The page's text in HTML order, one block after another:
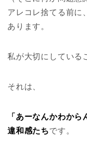
アレコレ捨てる前に
あります。
私が大切にしている
それは、
「あーなんかわか
違和感たちです。